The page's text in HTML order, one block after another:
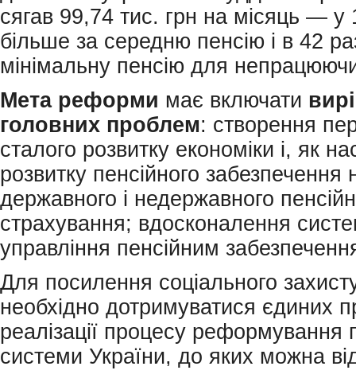
сягав 99,74 тис. грн на місяць — у
більше за середню пенсію і в 42
мінімальну пенсію для
Мета реформи має включати
головних проблем: створення
сталого розвитку економіки і, як
розвитку пенсійного забезпечення
державного і недержавного
страхування; вдосконалення
управління пенсійним
Для посилення соціального
необхідно дотримуватися єдиних
реалізації процесу реформування
системи України, до яких можна